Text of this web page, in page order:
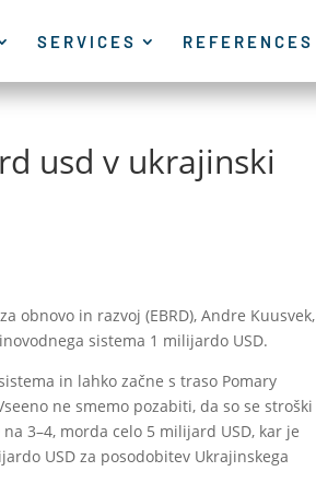
SERVICES REFERENCES
usd v ukrajinski
obnovo in razvoj (EBRD), Andre Kuusvek,
sistema 1 milijardo USD.
in lahko začne s traso Pomary
ne smemo pozabiti, da so se stroški
3–4, morda celo 5 milijard USD, kar je
USD za posodobitev Ukrajinskega